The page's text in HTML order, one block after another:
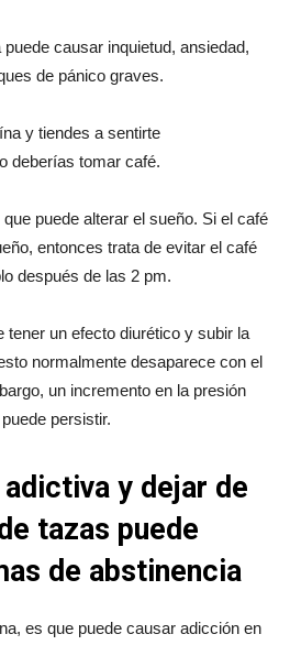
causar inquietud, ansiedad,
de pánico graves.
y tiendes a sentirte
deberías tomar café.
puede alterar el sueño. Si el café
entonces trata de evitar el café
después de las 2 pm.
tener un efecto diurético y subir la
normalmente desaparece con el
un incremento en la presión
persistir.
y dejar de
tazas puede
de abstinencia
es que puede causar adicción en